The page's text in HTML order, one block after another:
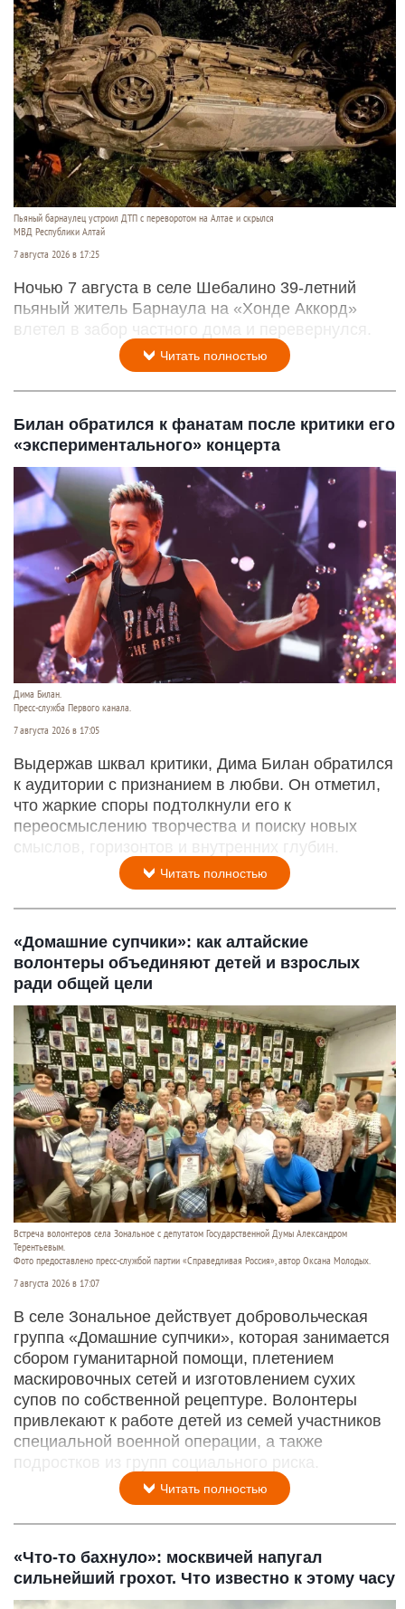
Пьяный барнаулец устроил ДТП с переворотом на Алтае и скрылся
МВД Республики Алтай
7 августа 2026 в 17:25
Ночью 7 августа в селе Шебалино 39-летний
пьяный житель Барнаула на «Хонде Аккорд»
влетел в забор частного дома и перевернулся.
Читать полностью
Билан обратился к фанатам после критики его
«экспериментального» концерта
Дима Билан.
Пресс-служба Первого канала.
7 августа 2026 в 17:05
Выдержав шквал критики, Дима Билан обратился
к аудитории с признанием в любви. Он отметил,
что жаркие споры подтолкнули его к
переосмыслению творчества и поиску новых
смыслов, горизонтов и внутренних глубин.
Читать полностью
«Домашние супчики»: как алтайские
волонтеры объединяют детей и взрослых
ради общей цели
Встреча волонтеров села Зональное с депутатом Государственной Думы Александром
Терентьевым.
Фото предоставлено пресс-службой партии «Справедливая Россия», автор Оксана Молодых.
7 августа 2026 в 17:07
В селе Зональное действует добровольческая
группа «Домашние супчики», которая занимается
сбором гуманитарной помощи, плетением
маскировочных сетей и изготовлением сухих
супов по собственной рецептуре. Волонтеры
привлекают к работе детей из семей участников
специальной военной операции, а также
подростков из групп социального риска.
Читать полностью
«Что-то бахнуло»: москвичей напугал
сильнейший грохот. Что известно к этому часу